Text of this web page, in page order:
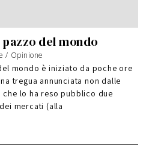
del mondo
/ Opinione
mondo è iniziato da poche ore
tregua annunciata non dalle
lo ha reso pubblico due
mercati (alla